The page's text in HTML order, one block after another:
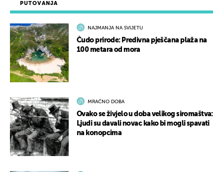
PUTOVANJA
NAJMANJA NA SVIJETU
Čudo prirode: Predivna pješčana plaža na
100 metara od mora
MRAČNO DOBA
Ovako se živjelo u doba velikog siromaštva:
Ljudi su davali novac kako bi mogli spavati
na konopcima